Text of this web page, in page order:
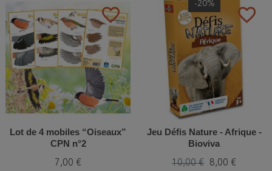
favorite_border
Lot de 4 mobiles “Oiseaux”
CPN n°2
7,00 €
favorite_border
-20%
Jeu Défis Nature - Afrique -
Bioviva
10,00 € 8,00 €